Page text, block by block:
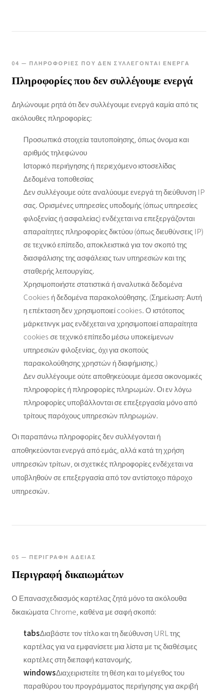
04 — ΠΛΗΡΟΦΟΡΊΕΣ ΠΟΥ ΔΕΝ ΣΥΛΛΈΓΟΝΤΑΙ ΕΝΕΡΓΆ
Πληροφορίες που δεν συλλέγουμε ενεργά
Δηλώνουμε ρητά ότι δεν συλλέγουμε ενεργά καμία από τις
ακόλουθες πληροφορίες:
Προσωπικά στοιχεία ταυτοποίησης, όπως όνομα και
αριθμός τηλεφώνου
Ιστορικό περιήγησης ή περιεχόμενο ιστοσελίδας
Δεδομένα τοποθεσίας
Δεν συλλέγουμε ούτε αναλύουμε ενεργά τη διεύθυνση IP
σας. Ορισμένες υπηρεσίες υποδομής (όπως υπηρεσίες
φιλοξενίας ή ασφαλείας) ενδέχεται να επεξεργάζονται
απαραίτητες πληροφορίες δικτύου (όπως διευθύνσεις IP)
σε τεχνικό επίπεδο, αποκλειστικά για τον σκοπό της
διασφάλισης της ασφάλειας των υπηρεσιών και της
σταθερής λειτουργίας.
Χρησιμοποιήστε στατιστικά ή αναλυτικά δεδομένα
Cookies ή δεδομένα παρακολούθησης. (Σημείωση: Αυτή
η επέκταση δεν χρησιμοποιεί cookies. Ο ιστότοπος
μάρκετινγκ μας ενδέχεται να χρησιμοποιεί απαραίτητα
cookies σε τεχνικό επίπεδο μέσω υποκείμενων
υπηρεσιών φιλοξενίας, όχι για σκοπούς
παρακολούθησης χρηστών ή διαφήμισης.)
Δεν συλλέγουμε ούτε αποθηκεύουμε άμεσα οικονομικές
πληροφορίες ή πληροφορίες πληρωμών. Οι εν λόγω
πληροφορίες υποβάλλονται σε επεξεργασία μόνο από
τρίτους παρόχους υπηρεσιών πληρωμών.
Οι παραπάνω πληροφορίες δεν συλλέγονται ή
αποθηκεύονται ενεργά από εμάς, αλλά κατά τη χρήση
υπηρεσιών τρίτων, οι σχετικές πληροφορίες ενδέχεται να
υποβληθούν σε επεξεργασία από τον αντίστοιχο πάροχο
υπηρεσιών.
05 — ΠΕΡΙΓΡΑΦΉ ΆΔΕΙΑΣ
Περιγραφή δικαιωμάτων
Ο Επανασχεδιασμός καρτέλας ζητά μόνο τα ακόλουθα
δικαιώματα Chrome, καθένα με σαφή σκοπό:
tabsΔιαβάστε τον τίτλο και τη διεύθυνση URL της
καρτέλας για να εμφανίσετε μια λίστα με τις διαθέσιμες
καρτέλες στη διεπαφή κατανομής.
windowsΔιαχειριστείτε τη θέση και το μέγεθος του
παραθύρου του προγράμματος περιήγησης για ακριβή